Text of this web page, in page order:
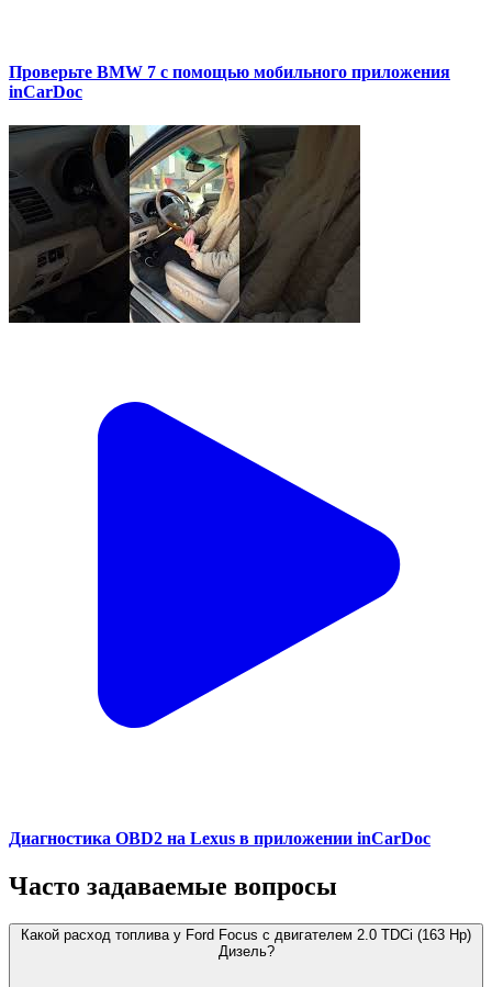
Проверьте BMW 7 с помощью мобильного приложения
inCarDoc
Диагностика OBD2 на Lexus в приложении inCarDoc
Часто задаваемые вопросы
Какой расход топлива у Ford Focus с двигателем 2.0 TDCi (163 Hp)
Дизель?